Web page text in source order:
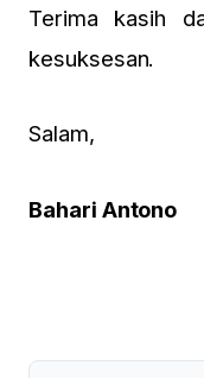
Terima kasih
kesuksesan.
Salam,
Bahari Antono